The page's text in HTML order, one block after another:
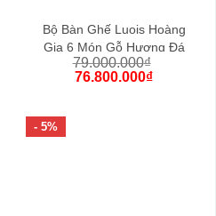
Bộ Bàn Ghế Luois Hoàng
Gia 6 Món Gỗ Hương Đá
(Hoàn Thiện)
79.000.000₫
76.800.000₫
- 5%